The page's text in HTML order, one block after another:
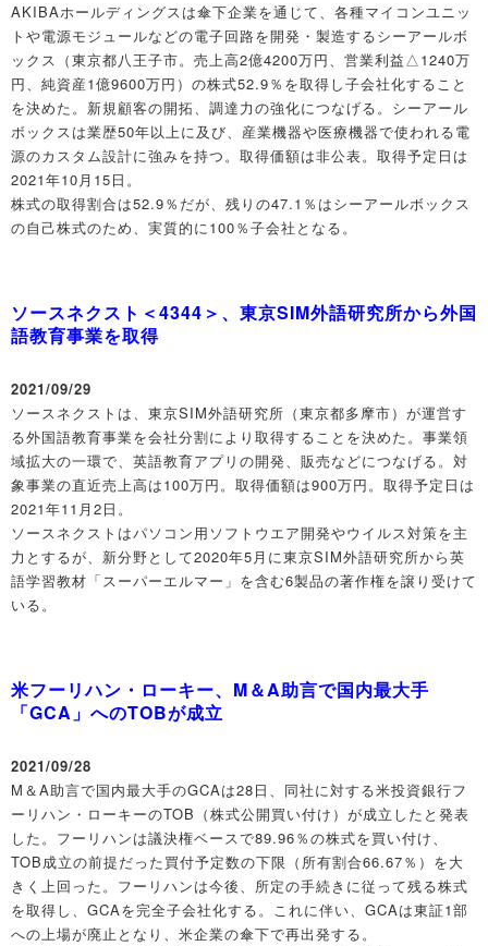
AKIBAホールディングスは傘下企業を通じて、各種マイコンユニッ
トや電源モジュールなどの電子回路を開発・製造するシーアールボ
ックス（東京都八王子市。売上高2億4200万円、営業利益△1240万
円、純資産1億9600万円）の株式52.9％を取得し子会社化すること
を決めた。新規顧客の開拓、調達力の強化につなげる。シーアール
ボックスは業歴50年以上に及び、産業機器や医療機器で使われる電
源のカスタム設計に強みを持つ。取得価額は非公表。取得予定日は
2021年10月15日。
株式の取得割合は52.9％だが、残りの47.1％はシーアールボックス
の自己株式のため、実質的に100％子会社となる。
ソースネクスト＜4344＞、東京SIM外語研究所から外国
語教育事業を取得
2021/09/29
ソースネクストは、東京SIM外語研究所（東京都多摩市）が運営す
る外国語教育事業を会社分割により取得することを決めた。事業領
域拡大の一環で、英語教育アプリの開発、販売などにつなげる。対
象事業の直近売上高は100万円。取得価額は900万円。取得予定日は
2021年11月2日。
ソースネクストはパソコン用ソフトウエア開発やウイルス対策を主
力とするが、新分野として2020年5月に東京SIM外語研究所から英
語学習教材「スーパーエルマー」を含む6製品の著作権を譲り受けて
いる。
米フーリハン・ローキー、M＆A助言で国内最大手
「GCA」へのTOBが成立
2021/09/28
M＆A助言で国内最大手のGCAは28日、同社に対する米投資銀行フ
ーリハン・ローキーのTOB（株式公開買い付け）が成立したと発表
した。フーリハンは議決権ベースで89.96％の株式を買い付け、
TOB成立の前提だった買付予定数の下限（所有割合66.67％）を大
きく上回った。フーリハンは今後、所定の手続きに従って残る株式
を取得し、GCAを完全子会社化する。これに伴い、GCAは東証1部
への上場が廃止となり、米企業の傘下で再出発する。